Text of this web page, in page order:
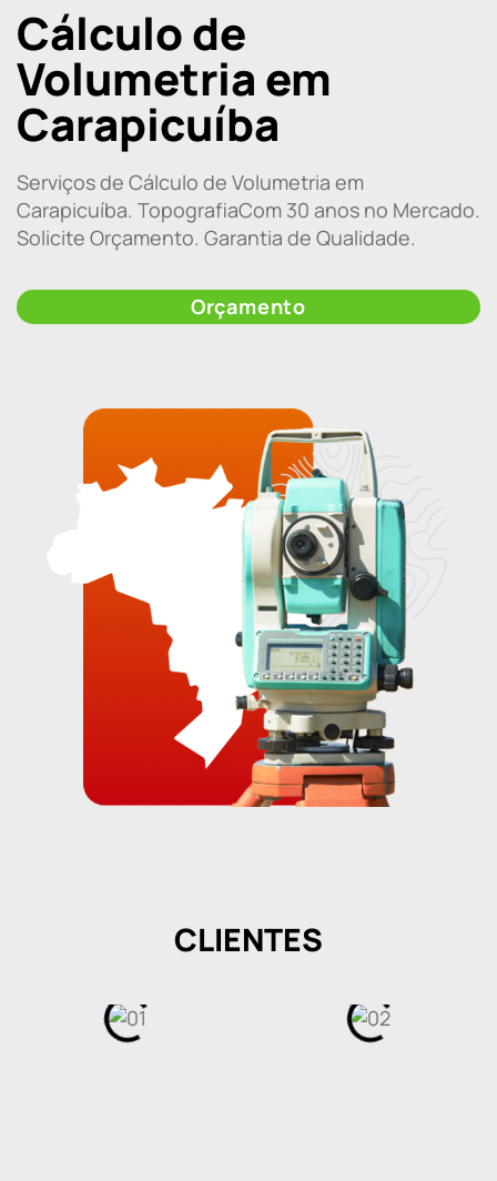
Cálculo de
Volumetria em
Carapicuíba
Serviços de Cálculo de Volumetria em
Carapicuíba. TopografiaCom 30 anos no Mercado.
Solicite Orçamento. Garantia de Qualidade.
Orçamento
CLIENTES